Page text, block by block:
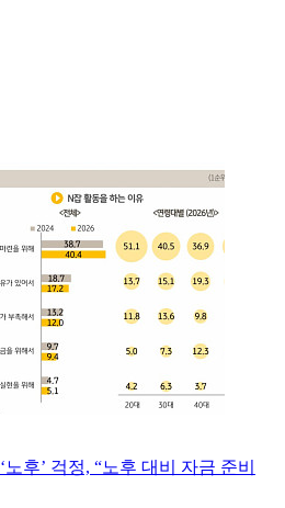
노후’ 걱정, “노후 대비 자금 준비